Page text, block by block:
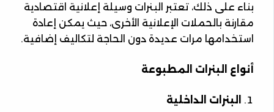
بناء على ذلك، تعتبر البنرات وسيلة إعلانية اقتصادية
مقارنة بالحملات الإعلانية الأخرى، حيث يمكن إعادة
استخدامها مرات عديدة دون الحاجة لتكاليف إضافية.
أنواع البنرات المطبوعة
البنرات الداخلية